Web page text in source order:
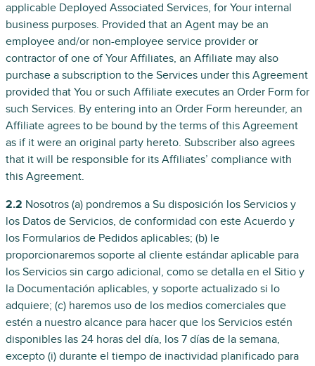
applicable Deployed Associated Services, for Your internal
business purposes. Provided that an Agent may be an
employee and/or non-employee service provider or
contractor of one of Your Affiliates, an Affiliate may also
purchase a subscription to the Services under this Agreement
provided that You or such Affiliate executes an Order Form for
such Services. By entering into an Order Form hereunder, an
Affiliate agrees to be bound by the terms of this Agreement
as if it were an original party hereto. Subscriber also agrees
that it will be responsible for its Affiliates’ compliance with
this Agreement.
2.2 Nosotros (a) pondremos a Su disposición los Servicios y
los Datos de Servicios, de conformidad con este Acuerdo y
los Formularios de Pedidos aplicables; (b) le
proporcionaremos soporte al cliente estándar aplicable para
los Servicios sin cargo adicional, como se detalla en el Sitio y
la Documentación aplicables, y soporte actualizado si lo
adquiere; (c) haremos uso de los medios comerciales que
estén a nuestro alcance para hacer que los Servicios estén
disponibles las 24 horas del día, los 7 días de la semana,
excepto (i) durante el tiempo de inactividad planificado para